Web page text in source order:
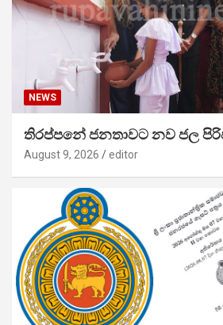
NEWS
තිරප්පනේ ජනතාවට නව ජල
August 9, 2026 editor